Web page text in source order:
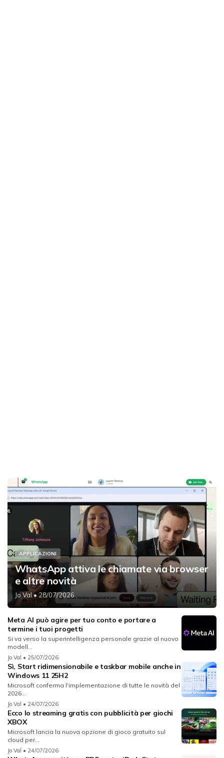
APPLICAZIONI
WhatsApp attiva le chiamate via browser
e altre novità
Jo Val• 28/07/2026
Meta AI può agire per tuo conto e portare a
termine i tuoi progetti
Si va verso la superintelligenza personale grazie al nuovo
modell...
Jo Val • 25/07/2026
Sì, Start ridimensionabile e taskbar mobile anche in
Windows 11 25H2
Microsoft conferma l'implementazione di tutte le novità del
2026...
Jo Val • 24/07/2026
Ecco lo streaming gratis con pubblicità per giochi
XBOX
Microsoft lancia la nuova opzione di gioco gratuito sul
cloud per...
Jo Val • 24/07/2026